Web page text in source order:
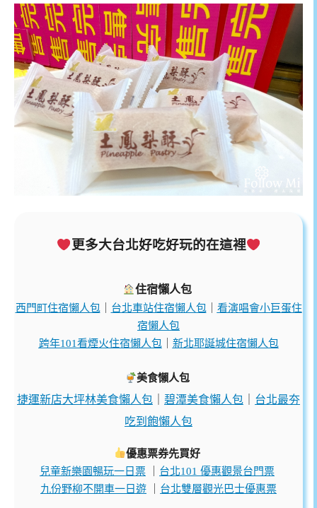
更多大台北好吃好玩的在這裡
住宿懶人包
西門町住宿懶人包｜ 台北車站住宿懶人包｜ 看演唱會小巨蛋住
宿懶人包
跨年101看煙火住宿懶人包｜ 新北耶誕城住宿懶人包
美食懶人包
捷運新店大坪林美食懶人包 碧潭美食懶人包
台北最夯
吃到飽懶人包
優惠票券先買好
兒童新樂園暢玩一日票
台北101 優惠觀景台門票
九份野柳不開車一日遊
台北雙層觀光巴士優惠票